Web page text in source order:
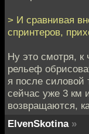
> И сравнивая
спринтеров,
Ну это смотря, к
рельеф
я после силовой
сейчас уже 3 км
возвращаются,
ElvenSkotina »